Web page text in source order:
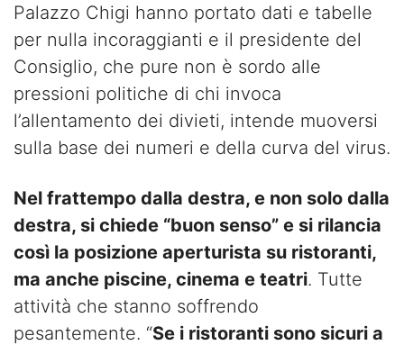
Palazzo Chigi hanno portato dati e tabelle
per nulla incoraggianti e il presidente del
Consiglio, che pure non è sordo alle
pressioni politiche di chi invoca
l’allentamento dei divieti, intende muoversi
sulla base dei numeri e della curva del virus.
Nel frattempo dalla destra, e non solo dalla
destra, si chiede “buon senso” e si rilancia
così la posizione aperturista su ristoranti,
ma anche piscine, cinema e teatri. Tutte
attività che stanno soffrendo
pesantemente. “Se i ristoranti sono sicuri a